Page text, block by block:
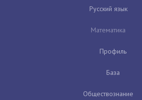
Русский язык
Математика
Профиль
База
Обществознание